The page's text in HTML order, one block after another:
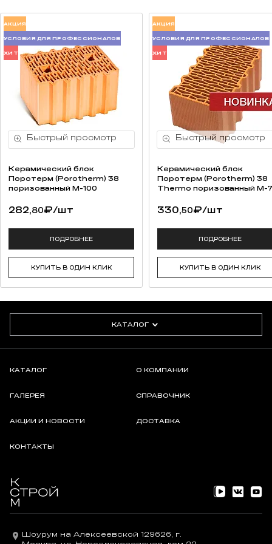
АКЦИЯ
УСЛОВИЯ ДЛЯ ПРОФЕССИОНАЛОВ
ХИТ
Керамический блок
Поротерм (Porotherm) 38
поризованный М-100
282,80₽/шт
ПОДРОБНЕЕ
КУПИТЬ В ОДИН КЛИК
АКЦИЯ
УСЛОВИЯ ДЛЯ ПРОФЕССИОНАЛОВ
ХИТ
Керамический блок
Поротерм (Porotherm) 38
Thermo поризованный М-
330,50₽/шт
ПОДРОБНЕЕ
КУПИТЬ В ОДИН КЛИК
КАТАЛОГ
КАТАЛОГ О КОМПАНИИ
ГАЛЕРЕЯ СПРАВОЧНИК
АКЦИИ И НОВОСТИ ДОСТАВКА
КОНТАКТЫ
Шоурум на Алексеевской 129626, г.